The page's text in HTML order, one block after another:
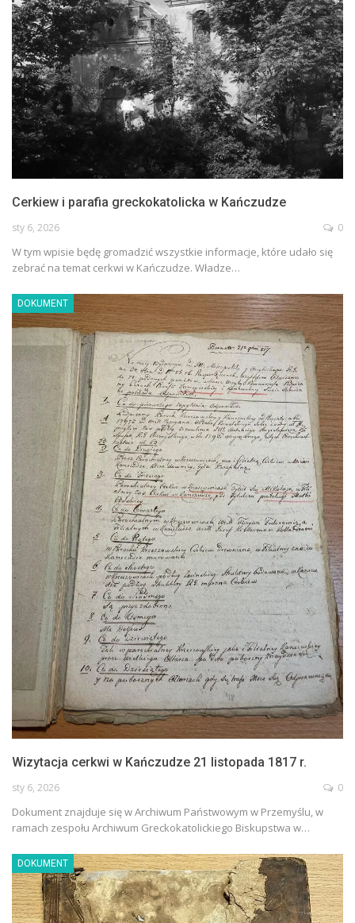
Cerkiew i parafia greckokatolicka w Kańczudze
sty 6, 2026 0
W tym wpisie będę gromadzić wszystkie informacje, które udało się
zebrać na temat cerkwi w Kańczudze. Władze…
DOKUMENT
Wizytacja cerkwi w Kańczudze 21 listopada 1817 r.
sty 6, 2026 0
Dokument znajduje się w Archiwum Państwowym w Przemyślu, w
ramach zespołu Archiwum Greckokatolickiego Biskupstwa w…
DOKUMENT